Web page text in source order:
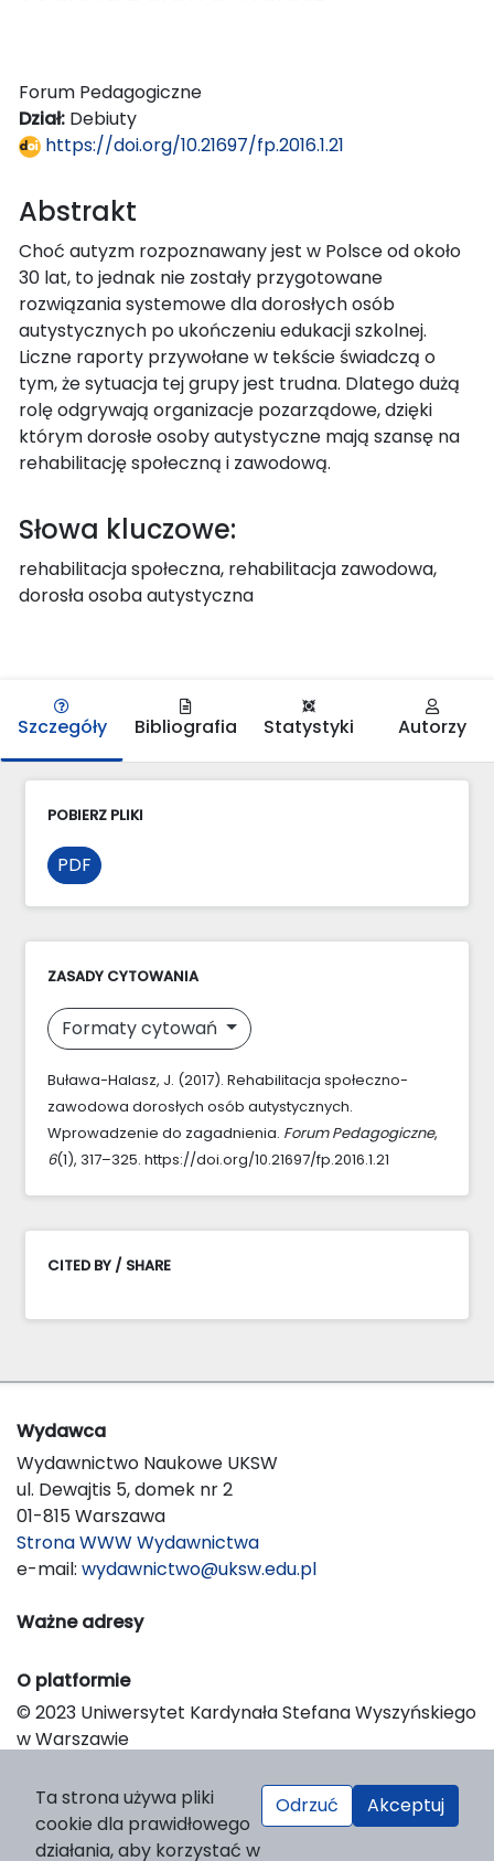
Forum Pedagogiczne
Dział: Debiuty
https://doi.org/10.21697/fp.2016.1.21
Abstrakt
Choć autyzm rozpoznawany jest w Polsce od około
30 lat, to jednak nie zostały przygotowane
rozwiązania systemowe dla dorosłych osób
autystycznych po ukończeniu edukacji szkolnej.
Liczne raporty przywołane w tekście świadczą o
tym, że sytuacja tej grupy jest trudna. Dlatego dużą
rolę odgrywają organizacje pozarządowe, dzięki
którym dorosłe osoby autystyczne mają szansę na
rehabilitację społeczną i zawodową.
Słowa kluczowe:
rehabilitacja społeczna, rehabilitacja zawodowa,
dorosła osoba autystyczna
Szczegóły Bibliografia Statystyki Autorzy
POBIERZ PLIKI
PDF
ZASADY CYTOWANIA
Formaty cytowań
Buława-Halasz, J. (2017). Rehabilitacja społeczno-
zawodowa dorosłych osób autystycznych.
Wprowadzenie do zagadnienia. Forum Pedagogiczne,
6(1), 317–325. https://doi.org/10.21697/fp.2016.1.21
CITED BY / SHARE
Wydawca
Wydawnictwo Naukowe UKSW
ul. Dewajtis 5, domek nr 2
01-815 Warszawa
Strona WWW Wydawnictwa
e-mail: wydawnictwo@uksw.edu.pl
Ważne adresy
O platformie
© 2023 Uniwersytet Kardynała Stefana Wyszyńskiego
w Warszawie
Platform & Workflow by OJS/PKP
Ta strona używa pliki
cookie dla prawidłowego
działania, aby korzystać w
Odrzuć Akceptuj